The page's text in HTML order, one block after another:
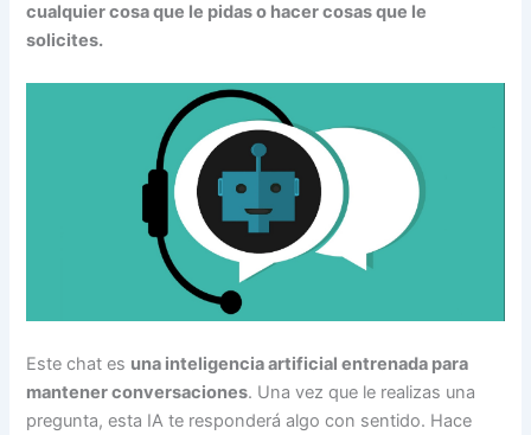
cualquier cosa que le pidas o hacer cosas que le
solicites.
Este chat es una inteligencia artificial entrenada para
mantener conversaciones. Una vez que le realizas una
pregunta, esta IA te responderá algo con sentido. Hace